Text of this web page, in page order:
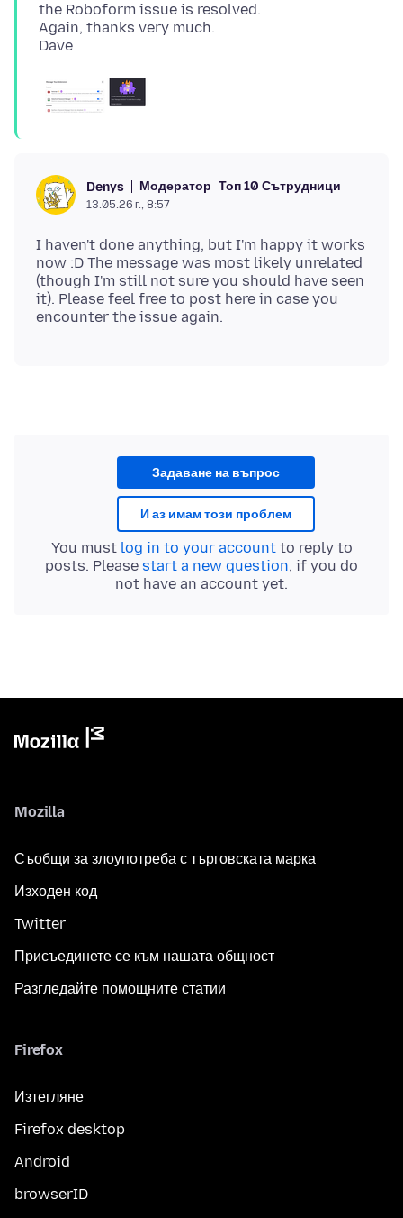
the Roboform issue is resolved.
Again, thanks very much.
Denys Модератор Топ 10 Сътрудници
13.05.26 г., 8:57
I haven't done anything, but I'm happy it works
now :D The message was most likely unrelated
(though I'm still not sure you should have seen
it). Please feel free to post here in case you
Задаване на въпрос
И аз имам този проблем
You must log in to your accountto reply to
posts. Please start a new question, if you do
not have an account yet.
Mozilla
Съобщи за злоупотреба с търговската марка
Изходен код
Twitter
Присъединете се към нашата общност
Разгледайте помощните статии
Firefox
Изтегляне
Firefox desktop
Android
browserID